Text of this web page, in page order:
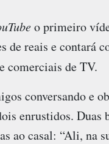
o primeiro
de reais e contará
comerciais de TV.
conversando e
enrustidos. Duas
ao casal: “Ali, na